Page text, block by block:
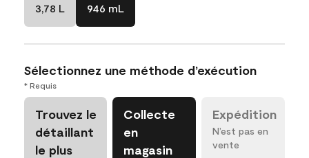
3,78 L 946 mL
Sélectionnez une méthode d’exécution
* Requis
Trouvez le
détaillant
le plus
Collecte
en
magasin
Expédition
N’est pas en
vente